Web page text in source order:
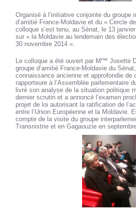
Organisé à l’initiative conjointe du groupe
d’amitié France-Moldavie et du « Cercle
colloque s’est tenu, au Sénat, le 13
sur « la Moldavie au lendemain des
30 novembre 2014 ».
Le colloque a été ouvert par Mme Josette
groupe d’amitié France-Moldavie du
connaissance ancienne et approfondie de
rapporteure à l’Assemblée parlementaire
livré son analyse de la situation politique
dernier scrutin et a annoncé l’examen
projet de loi autorisant la ratification de
entre l’Union Européenne et la Moldavie.
compte de la visite du groupe
Transnistrie et en Gagaouzie en